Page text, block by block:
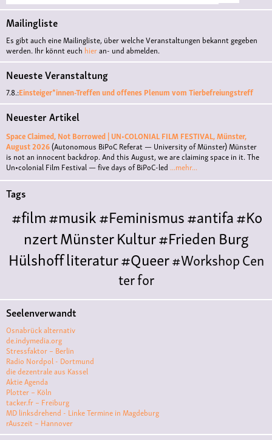
Mailingliste
Es gibt auch eine Mailingliste, über welche Veranstaltungen bekannt gegeben
werden. Ihr könnt euch hieran- und abmelden.
Neueste Veranstaltung
7.8.:Einsteiger*innen-Treffen und offenes Plenum vom Tierbefreiungstreff
Neuester Artikel
Space Claimed, Not Borrowed | UN•COLONIAL FILM FESTIVAL, Münster,
August 2026(Autonomous BiPoC Referat — University of Münster)Münster
is not an innocent backdrop. And this August, we are claiming space in it. The
Un•colonial Film Festival — five days of BiPoC-led ...mehr...
Tags
#film#musik#Feminismus#antifa#Ko
nzertMünsterKultur#FriedenBurg
Hülshoffliteratur#Queer#WorkshopCen
ter for
LiteraturePolyamoriePolytreff#liveKonzert
Polyamorietreff
Monogamie
ismuskunstantisemitismus
VKqueer
ve#film #kino #filmwerkstatt
#filmclub#Münster#BLACKBOXpunk#kino
Seelenverwandt
Osnabrück alternativ
de.indymedia.org
Stressfaktor – Berlin
Radio Nordpol - Dortmund
die dezentrale aus Kassel
Aktie Agenda
Plotter – Köln
tacker.fr – Freiburg
MD linksdrehend - Linke Termine in Magdeburg
rAuszeit – Hannover